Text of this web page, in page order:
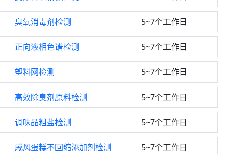
臭氧消毒剂检测 5~7个工作日
正向液相色谱检测 5~7个工作日
塑料网检测 5~7个工作日
高效除臭剂原料检测 5~7个工作日
调味品粗盐检测 5~7个工作日
戚风蛋糕不回缩添加剂检测 5~7个工作日